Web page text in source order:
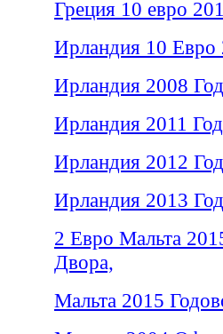
Греция 10 евро
Ирландия 10 Евро
Ирландия 2008
Ирландия 2011
Ирландия 2012
Ирландия 2013
2 Евро Мальта
Двора,
Мальта 2015